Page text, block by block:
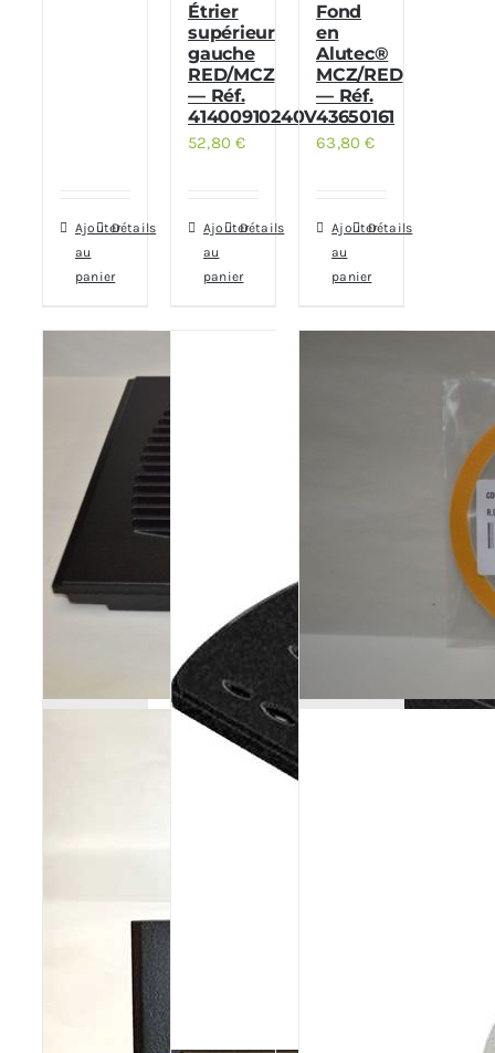
Ajouter
au
panier
Détails
Étrier
supérieur
gauche
RED/MCZ
— Réf.
41400910240V
52,80€
Ajouter
au
panier
Détails
Fond
en
Alutec®
MCZ/RED
— Réf.
43650161
63,80€
Ajouter
au
panier
Détails